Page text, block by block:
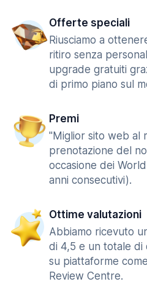
Offerte speciali
Riusciamo a
ritiro senza
upgrade gratuiti
di primo piano sul
Premi
"Miglior sito web al
prenotazione del
occasione dei
anni consecutivi).
Ottime valutazioni
Abbiamo ricevuto
di 4,5 e un totale di
su piattaforme
Review Centre.